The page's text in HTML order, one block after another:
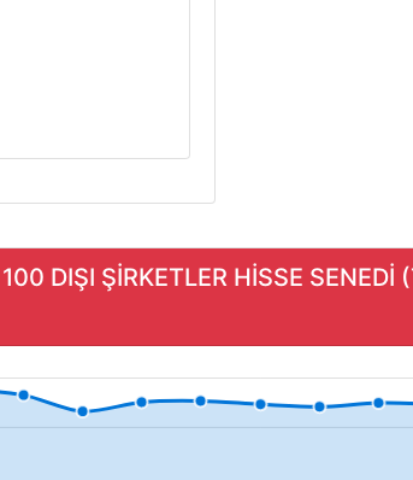
DIŞI ŞİRKETLER HİSSE